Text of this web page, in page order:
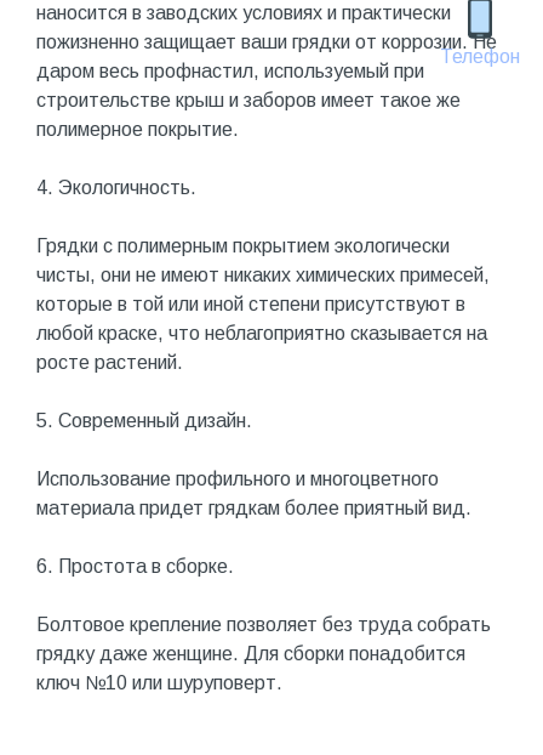
Телефон
наносится в заводских условиях и практически
пожизненно защищает ваши грядки от коррозии. Не
даром весь профнастил, используемый при
строительстве крыш и заборов имеет такое же
полимерное покрытие.
4. Экологичность.
Грядки с полимерным покрытием экологически
чисты, они не имеют никаких химических примесей,
которые в той или иной степени присутствуют в
любой краске, что неблагоприятно сказывается на
росте растений.
5. Современный дизайн.
Использование профильного и многоцветного
материала придет грядкам более приятный вид.
6. Простота в сборке.
Болтовое крепление позволяет без труда собрать
грядку даже женщине. Для сборки понадобится
ключ №10 или шуруповерт.